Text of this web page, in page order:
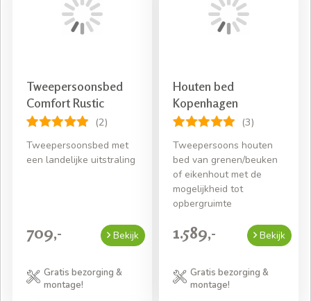
nieuwe bed! Ideaal toch?
Tweepersoonsbed
Comfort Rustic
(2)
Tweepersoonsbed met
een landelijke uitstraling
709,- Bekijk
Gratis bezorging &
montage!
Houten bed
Kopenhagen
(3)
Tweepersoons houten
bed van grenen/beuken
of eikenhout met de
mogelijkheid tot
opbergruimte
1.589,- Bekijk
Gratis bezorging &
montage!